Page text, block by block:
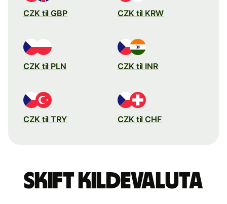
CZK til GBP CZK til KRW
CZK til PLN CZK til INR
CZK til TRY CZK til CHF
Skift kildevaluta